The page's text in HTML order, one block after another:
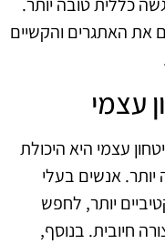
את האתגרים והקשיים
עצמי
עצמי היא היכולת
אנשים בעלי
יותר, לחפש
חיובית. בנוסף,